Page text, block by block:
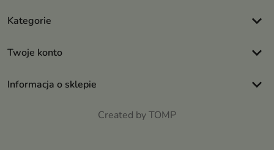
Kategorie keyboard_arrow_down
Twoje konto keyboard_arrow_down
Informacja o sklepie keyboard_arrow_down
Created by TOMP